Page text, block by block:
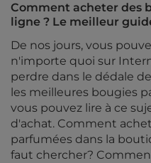
Comment acheter des
ligne ? Le meilleur
De nos jours, vous
n'importe quoi sur
perdre dans le dédale
les meilleures bougies
vous pouvez lire à ce
d'achat. Comment
parfumées dans la
faut chercher?